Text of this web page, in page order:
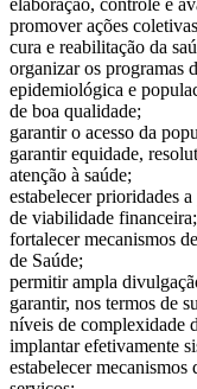
promover ações
cura e reabilitação da
organizar os programas
epidemiológica e
de boa qualidade;
garantir o acesso da
garantir equidade,
atenção à saúde;
estabelecer prioridades
de viabilidade financeira;
fortalecer mecanismos
de Saúde;
permitir ampla
garantir, nos termos de
níveis de complexidade
implantar efetivamente
estabelecer